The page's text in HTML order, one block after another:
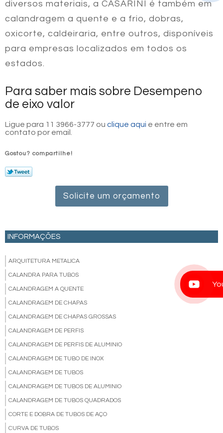
diversos materiais, a CASARINI é também em
calandragem a quente e a frio, dobras,
oxicorte, caldeiraria, entre outros, disponíveis
para empresas localizados em todos os
estados.
Para saber mais sobre Desempeno
de eixo valor
Ligue para 11 3966-3777 ou clique aqui e entre em
contato por email.
Gostou? compartilhe!
Solicite um orçamento
INFORMAÇÕES
ARQUITETURA METALICA
CALANDRA PARA TUBOS
CALANDRAGEM A QUENTE
CALANDRAGEM DE CHAPAS
CALANDRAGEM DE CHAPAS GROSSAS
CALANDRAGEM DE PERFIS
CALANDRAGEM DE PERFIS DE ALUMINIO
CALANDRAGEM DE TUBO DE INOX
CALANDRAGEM DE TUBOS
CALANDRAGEM DE TUBOS DE ALUMINIO
CALANDRAGEM DE TUBOS QUADRADOS
CORTE E DOBRA DE TUBOS DE AÇO
CURVA DE TUBOS